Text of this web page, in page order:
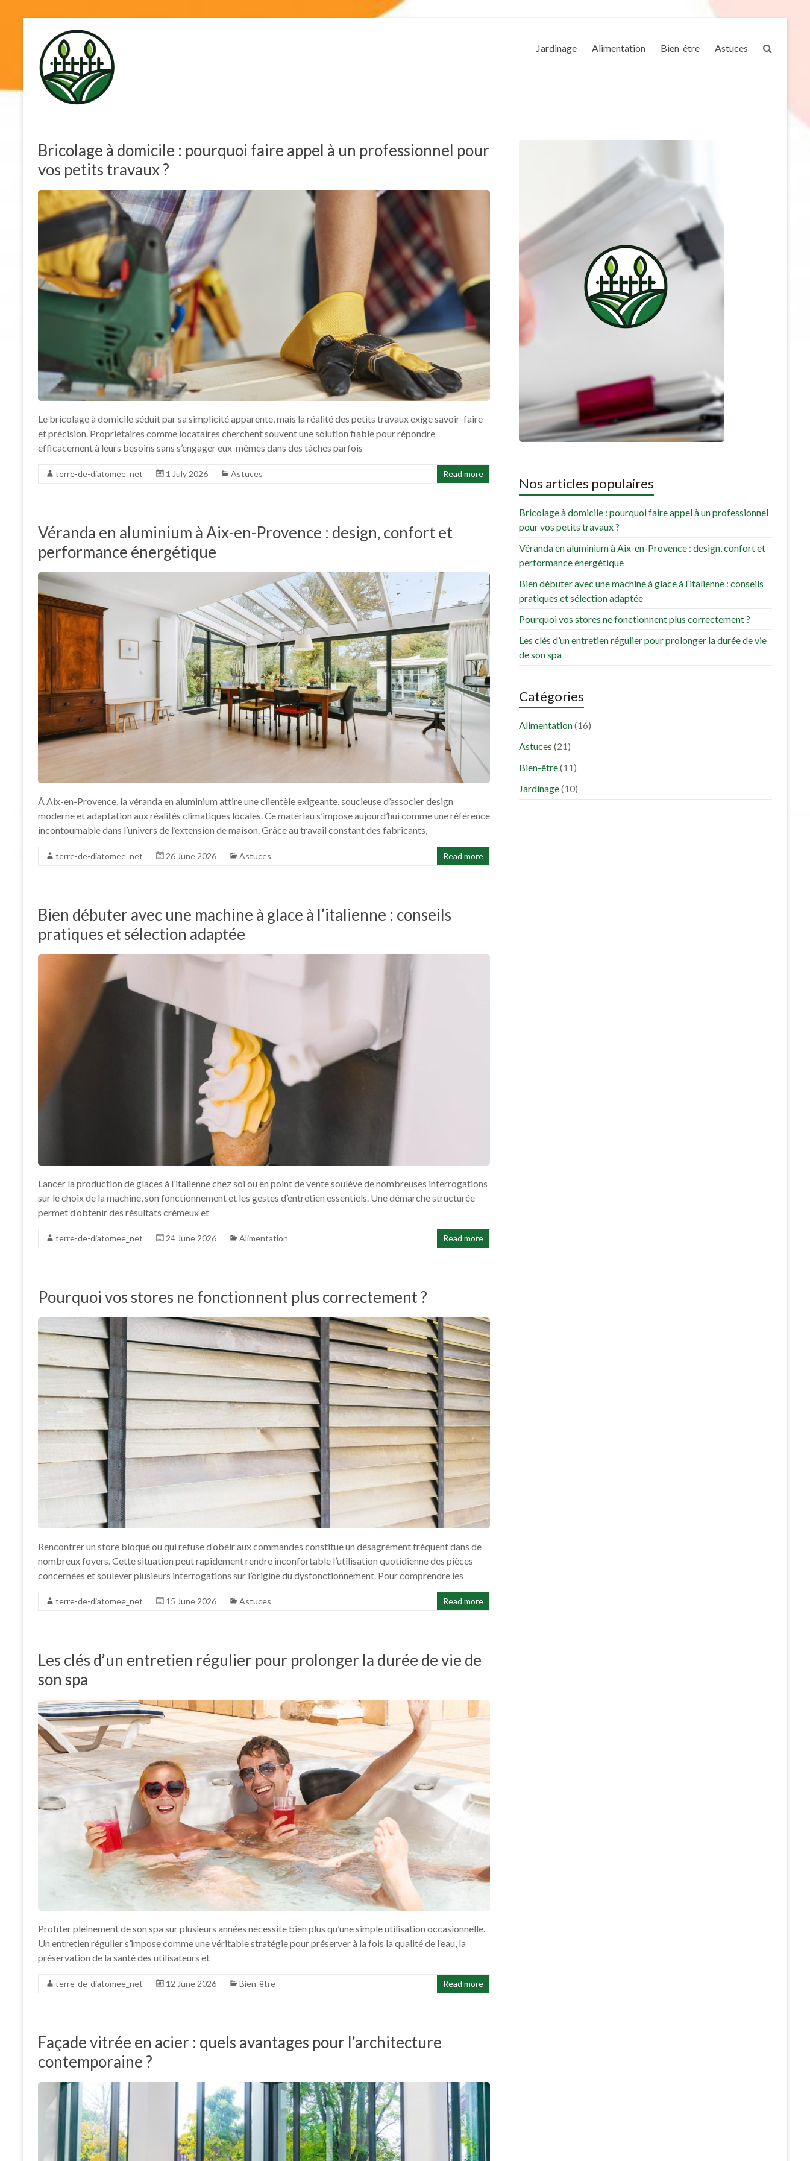
contentterre-de-
diatomee.net
Jardinage Alimentation Bien-être Astuces
Bricolage à domicile : pourquoi faire appel à un professionnel pour
vos petits travaux ?
Le bricolage à domicile séduit par sa simplicité apparente, mais la réalité des petits travaux exige savoir-faire
et précision. Propriétaires comme locataires cherchent souvent une solution fiable pour répondre
efficacement à leurs besoins sans s’engager eux-mêmes dans des tâches parfois
terre-de-diatomee_net 1 July 2026 Astuces Read more
Véranda en aluminium à Aix-en-Provence : design, confort et
performance énergétique
À Aix-en-Provence, la véranda en aluminium attire une clientèle exigeante, soucieuse d’associer design
moderne et adaptation aux réalités climatiques locales. Ce matériau s’impose aujourd’hui comme une référence
incontournable dans l’univers de l’extension de maison. Grâce au travail constant des fabricants,
terre-de-diatomee_net 26 June 2026 Astuces Read more
Bien débuter avec une machine à glace à l’italienne : conseils
pratiques et sélection adaptée
Lancer la production de glaces à l’italienne chez soi ou en point de vente soulève de nombreuses interrogations
sur le choix de la machine, son fonctionnement et les gestes d’entretien essentiels. Une démarche structurée
permet d’obtenir des résultats crémeux et
terre-de-diatomee_net 24 June 2026 Alimentation Read more
Pourquoi vos stores ne fonctionnent plus correctement ?
Rencontrer un store bloqué ou qui refuse d’obéir aux commandes constitue un désagrément fréquent dans de
nombreux foyers. Cette situation peut rapidement rendre inconfortable l’utilisation quotidienne des pièces
concernées et soulever plusieurs interrogations sur l’origine du dysfonctionnement. Pour comprendre les
terre-de-diatomee_net 15 June 2026 Astuces Read more
Les clés d’un entretien régulier pour prolonger la durée de vie de
son spa
Profiter pleinement de son spa sur plusieurs années nécessite bien plus qu’une simple utilisation occasionnelle.
Un entretien régulier s’impose comme une véritable stratégie pour préserver à la fois la qualité de l’eau, la
préservation de la santé des utilisateurs et
terre-de-diatomee_net 12 June 2026 Bien-être Read more
Façade vitrée en acier : quels avantages pour l’architecture
contemporaine ?
Nos articles populaires
Bricolage à domicile : pourquoi faire appel à un professionnel
pour vos petits travaux ?
Véranda en aluminium à Aix-en-Provence : design, confort et
performance énergétique
Bien débuter avec une machine à glace à l’italienne : conseils
pratiques et sélection adaptée
Pourquoi vos stores ne fonctionnent plus correctement ?
Les clés d’un entretien régulier pour prolonger la durée de vie
de son spa
Catégories
Alimentation(16)
Astuces (21)
Bien-être(11)
Jardinage(10)